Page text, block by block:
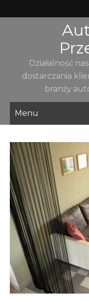
to
Działalność
dostarczania
branży
Menu